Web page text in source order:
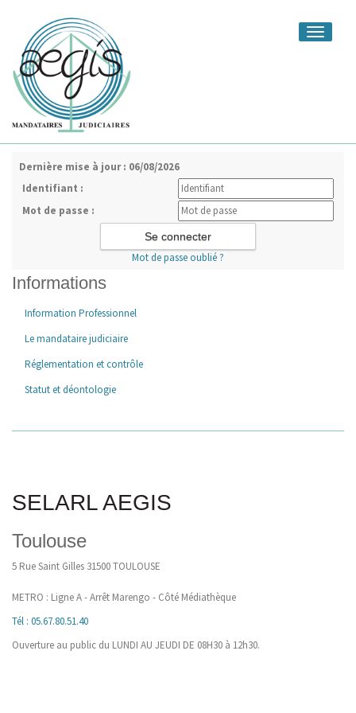
Toggle
Dernière mise à jour : 06/08/2026
Identifiant :
Mot de passe :
Mot de passe oublié ?
Informations
Information Professionnel
Le mandataire judiciaire
Réglementation et contrôle
Statut et déontologie
SELARL AEGIS
Toulouse
5 Rue Saint Gilles 31500 TOULOUSE
METRO : Ligne A - Arrêt Marengo - Côté Médiathèque
Tél : 05.67.80.51.40
Ouverture au public du LUNDI AU JEUDI DE 08H30 à 12h30.